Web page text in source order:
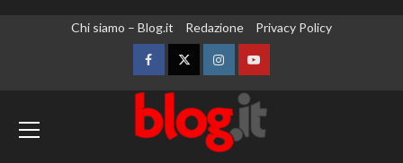
Chi siamo – Blog.it Redazione Privacy Policy
FacebookTwitterInstagramYouTube